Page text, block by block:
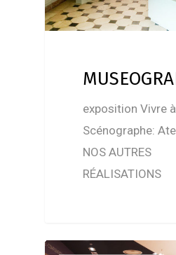
exposition Vivre
Scénographe:
NOS AUTRES
RÉALISATIONS